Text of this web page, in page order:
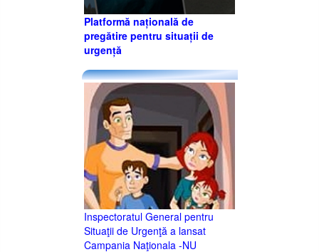
Platformă națională de
pregătire pentru situații de
urgență
Inspectoratul General pentru
Situaţii de Urgenţă a lansat
Campania Naţionala -NU